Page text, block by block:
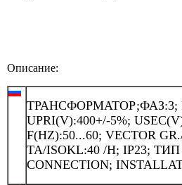
Описание:
ТРАНСФОРМАТОР;ФАЗ:3;
UPRI(V):400+/-5%;
F(HZ):50...60; VECTOR
TA/ISOKL:40 /H; IP23;
CONNECTION;